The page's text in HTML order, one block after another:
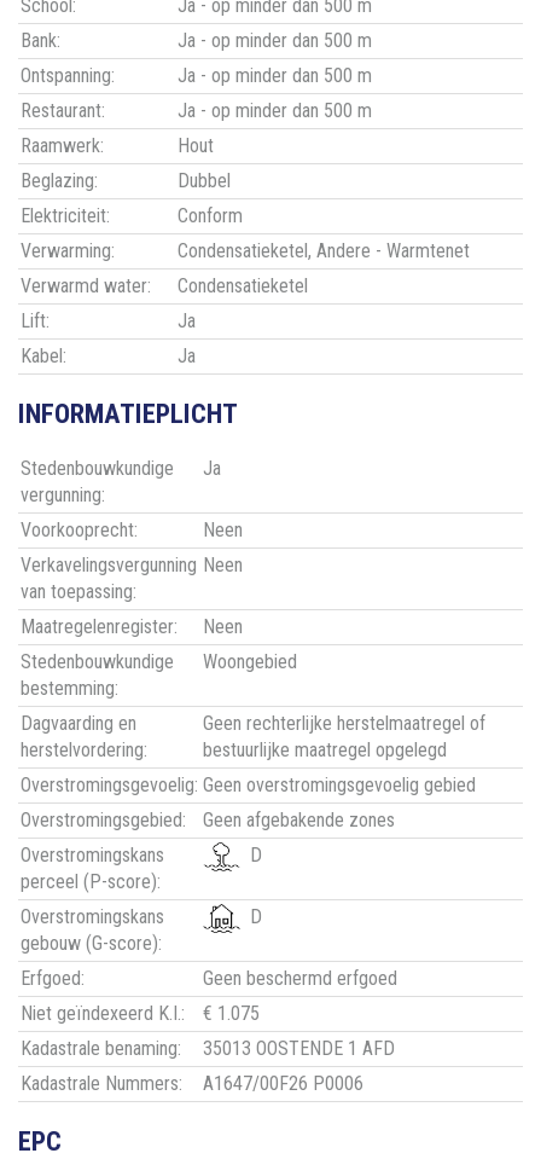
School:
Ja - op minder dan 500 m
Bank:
Ja - op minder dan 500 m
Ontspanning:
Ja - op minder dan 500 m
Restaurant:
Ja - op minder dan 500 m
Raamwerk:
Hout
Beglazing:
Dubbel
Elektriciteit:
Conform
Verwarming:
Condensatieketel, Andere - Warmtenet
Verwarmd water:
Condensatieketel
Lift:
Ja
Kabel:
Ja
INFORMATIEPLICHT
Stedenbouwkundige
vergunning:
Ja
Voorkooprecht:
Neen
Verkavelingsvergunning
van toepassing:
Neen
Maatregelenregister:
Neen
Stedenbouwkundige
bestemming:
Woongebied
Dagvaarding en
herstelvordering:
Geen rechterlijke herstelmaatregel of
bestuurlijke maatregel opgelegd
Overstromingsgevoelig: Geen overstromingsgevoelig gebied
Overstromingsgebied:
Geen afgebakende zones
Overstromingskans
perceel (P-score):
D
Overstromingskans
gebouw (G-score):
D
Erfgoed:
Geen beschermd erfgoed
Niet geïndexeerd K.I.:
€ 1.075
Kadastrale benaming:
35013 OOSTENDE 1 AFD
Kadastrale Nummers:
A1647/00F26 P0006
EPC